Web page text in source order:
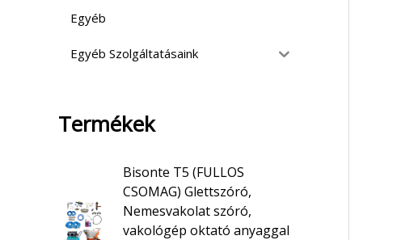
Egyéb
Egyéb Szolgáltatásaink
Termékek
Bisonte T5 (FULLOS
CSOMAG) Glettszóró,
Nemesvakolat szóró,
vakológép oktató anyaggal